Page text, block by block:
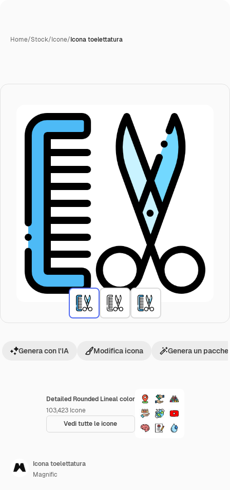
Home/Stock/Icone/Icona toelettatura
Detailed Rounded Lineal color
103,423 Icone
Vedi tutte le icone
Genera con l'IA Modifica icona Genera un
Icona toelettatura
Magnific